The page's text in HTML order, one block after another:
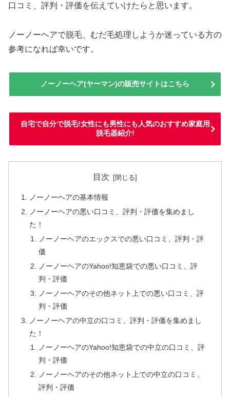
口コミ、評判・評価を伝えていけたらと思います。
ノーノーヘアで脱毛、むだ毛処理しようか迷っている方の
参考になれば幸いです。
ノーノーヘア(ヤーマン)の販売サイトはこちら
自宅で自分で脱毛!女性にも男性にも人気のおすすめ家庭用
脱毛器紹介!
目次
ノーノーヘアの基本情報
ノーノーヘアの悪い口コミ、評判・評価を集めまし
た！
ノーノーヘアのエックスでの悪い口コミ、評判・評
価
ノーノーヘアのYahoo!知恵袋での悪い口コミ、評
判・評価
ノーノーヘアのその他ネット上での悪い口コミ、評
判・評価
ノーノーヘアの中立の口コミ、評判・評価を集めまし
た！
ノーノーヘアのYahoo!知恵袋での中立の口コミ、評
判・評価
ノーノーヘアのその他ネット上での中立の口コミ、
評判・評価